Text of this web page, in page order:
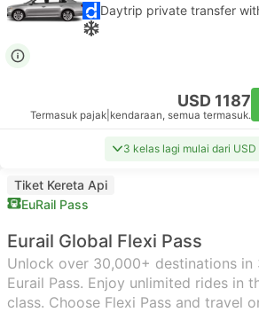
USD 1187
Termasuk pajak kendaraan, semua termasuk.
3 kelas lagi mulai dari USD
Tiket Kereta Api
EuRail Pass
Eurail Global Flexi Pass
Unlock over 30,000+ destinations in
Eurail Pass. Enjoy unlimited rides in
class. Choose Flexi Pass and travel